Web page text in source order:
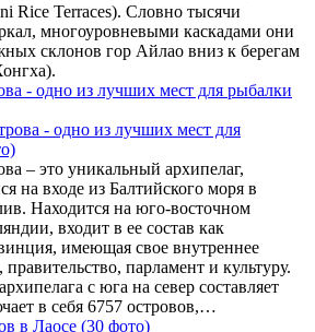
Rice Terraces). Словно тысячи
многоуровневыми каскадами они
склонов гор Айлао вниз к берегам
- одно из лучших мест для рыбалки
– это уникальный архипелаг,
на входе из Балтийского моря в
Находится на юго-восточном
входит в ее состав как
имеющая свое внутреннее
парламент и культуру.
с юга на север составляет
в себя 6757 островов,…
в Лаосе (30 фото)